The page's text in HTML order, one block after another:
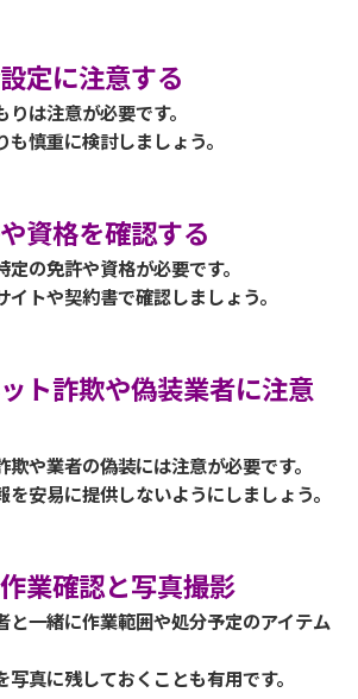
定に注意する
は注意が必要です。
慎重に検討しましょう。
資格を確認する
の免許や資格が必要です。
トや契約書で確認しましょう。
ト詐欺や偽装業者に注意
や業者の偽装には注意が必要です。
安易に提供しないようにしましょう。
業確認と写真撮影
と一緒に作業範囲や処分予定のアイテム
真に残しておくことも有用です。